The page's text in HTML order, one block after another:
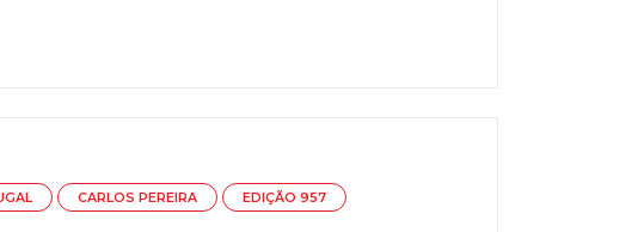
CARLOS PEREIRA EDIÇÃO 957